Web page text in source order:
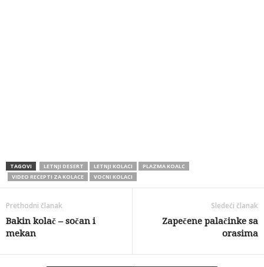
TAGOVI LETNJI DESERT LETNJI KOLACI
PLAZMA KOALC
VIDEO RECEPTI ZA KOLACE
VOCNI KOLACI
Prethodni članak
Bakin kolač – sočan i
mekan
Sledeći članak
Zapečene palačinke sa
orasima